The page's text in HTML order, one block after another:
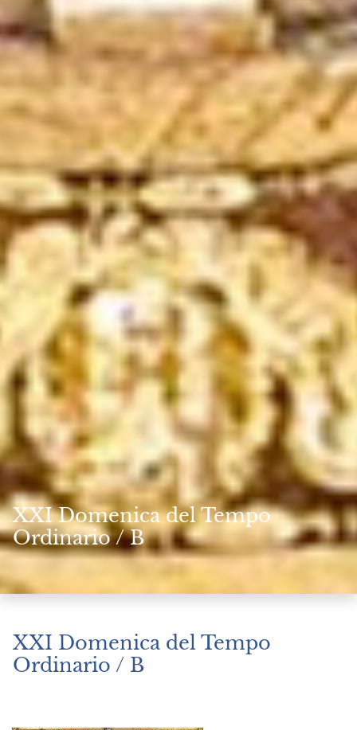
XXI Domenica del Tempo
Ordinario / B
XXI Domenica del Tempo
Ordinario / B